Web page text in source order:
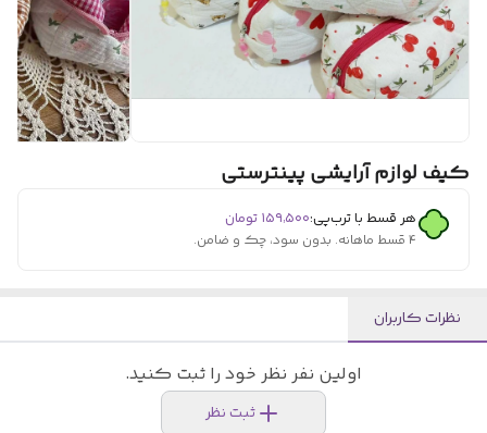
کیف لوازم آرایشی پینترستی
هر قسط با ترب‌پی:۱۵۹٬۵۰۰ تومان
۴ قسط ماهانه. بدون سود، چک و ضامن.
نظرات کاربران
اولین نفر نظر خود را ثبت کنید.
ثبت نظر